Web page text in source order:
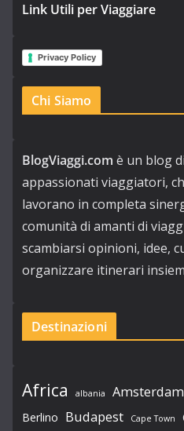
Link Utili per Viaggiare
Privacy Policy
Chi Siamo
BlogViaggi.com è un blog
appassionati viaggiatori,
lavorano in completa
comunità di amanti di
scambiarsi opinioni, idee,
organizzare itinerari
Destinazioni
Africa albania Amsterdam
Berlino Budapest Cape Town